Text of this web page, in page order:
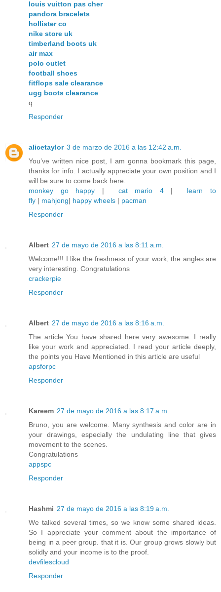
louis vuitton pas cher
pandora bracelets
hollister co
nike store uk
timberland boots uk
air max
polo outlet
football shoes
fitflops sale clearance
ugg boots clearance
q
Responder
alicetaylor 3 de marzo de 2016 a las 12:42 a.m.
You’ve written nice post, I am gonna bookmark this page,
thanks for info. I actually appreciate your own position and I
will be sure to come back here.
monkey go happy | cat mario 4| learn to
fly | mahjong| happy wheels | pacman
Responder
Albert 27 de mayo de 2016 a las 8:11 a.m.
Welcome!!! I like the freshness of your work, the angles are
very interesting. Congratulations
crackerpie
Responder
Albert 27 de mayo de 2016 a las 8:16 a.m.
The article You have shared here very awesome. I really
like your work and appreciated. I read your article deeply,
the points you Have Mentioned in this article are useful
apsforpc
Responder
Kareem 27 de mayo de 2016 a las 8:17 a.m.
Bruno, you are welcome. Many synthesis and color are in
your drawings, especially the undulating line that gives
movement to the scenes.
Congratulations
appspc
Responder
Hashmi 27 de mayo de 2016 a las 8:19 a.m.
We talked several times, so we know some shared ideas.
So I appreciate your comment about the importance of
being in a peer group. that it is. Our group grows slowly but
solidly and your income is to the proof.
devfilescloud
Responder